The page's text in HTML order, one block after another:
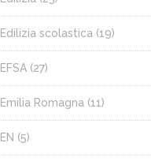
Edilizia scolastica (19)
EFSA (27)
Emilia Romagna (11)
EN (5)